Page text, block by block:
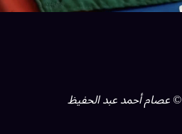
© عصام أحمد عبد الحفيظ